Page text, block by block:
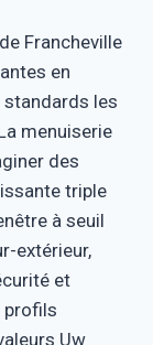
Francheville
en
les
menuiserie
des
triple
à seuil
extérieur,
et
profils
Uw